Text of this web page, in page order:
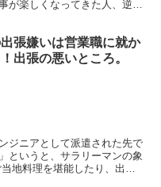
が楽しくなってきた人、逆に
張嫌いは営業職に就か
出張の悪いところ。
ジニアとして派遣された先で
というと、サラリーマンの象
地料理を堪能したり、出張